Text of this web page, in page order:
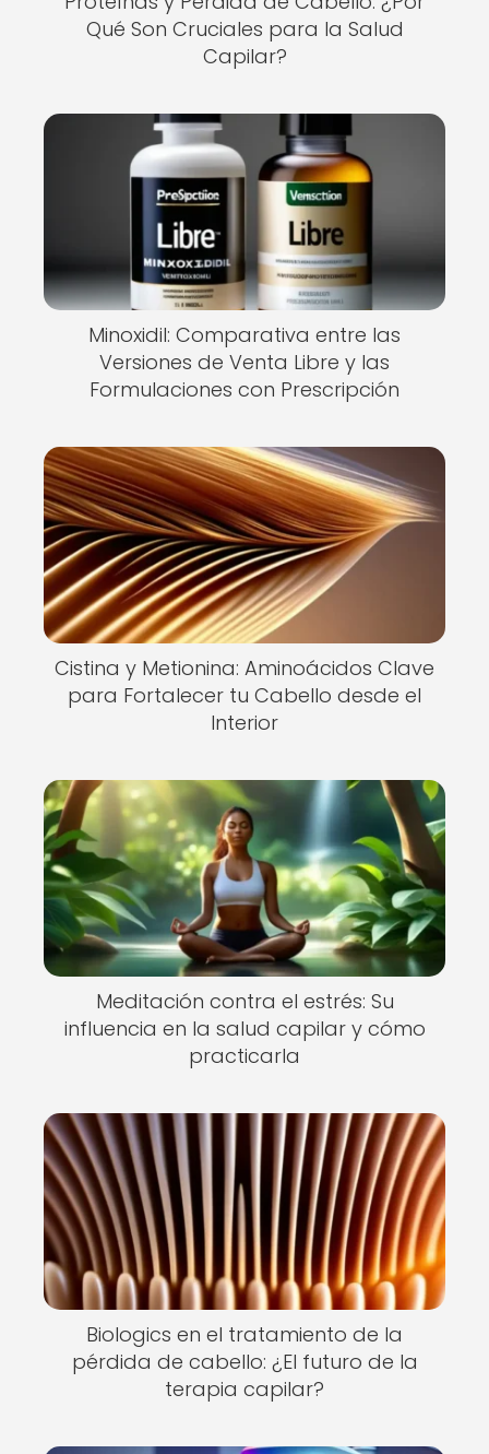
Qué Son Cruciales para la Salud
Capilar?
Minoxidil: Comparativa entre las
Versiones de Venta Libre y las
Formulaciones con Prescripción
Cistina y Metionina: Aminoácidos Clave
para Fortalecer tu Cabello desde el
Interior
Meditación contra el estrés: Su
influencia en la salud capilar y cómo
practicarla
Biologics en el tratamiento de la
pérdida de cabello: ¿El futuro de la
terapia capilar?